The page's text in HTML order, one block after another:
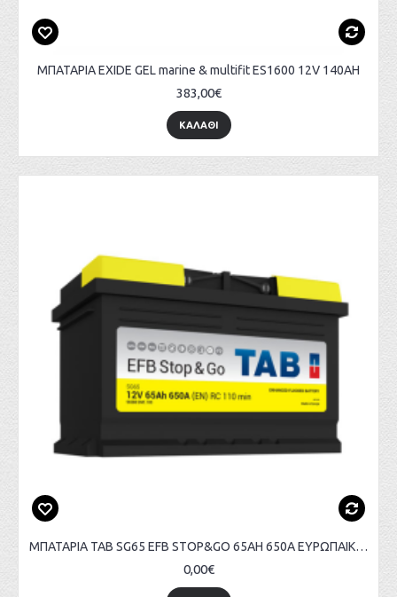
ΜΠΑΤΑΡΙΑ EXIDE GEL marine & multifit ES1600 12V 140AH
383,00€
ΚΑΛΑΘΙ
ΜΠΑΤΑΡΙΑ TAB SG65 EFB STOP&GO 65AH 650A ΕΥΡΩΠΑΙΚΟΥ ΤΥΠΟΥ
0,00€